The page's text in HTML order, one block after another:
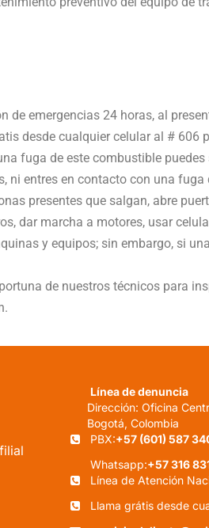
de emergencias 24 horas, al
desde cualquier celular al #
fuga de este combustible
ni entres en contacto con una fuga
presentes que salgan, abre
dar marcha a motores, usar
y equipos; sin embargo, si
de nuestros técnicos para
Línea de denuncia
Dirección: Oficina
Bogotá, Colombia
PBX:+57 (601) 587
Whatsapp:+57 316
Línea de Atención
Llama grátis desde